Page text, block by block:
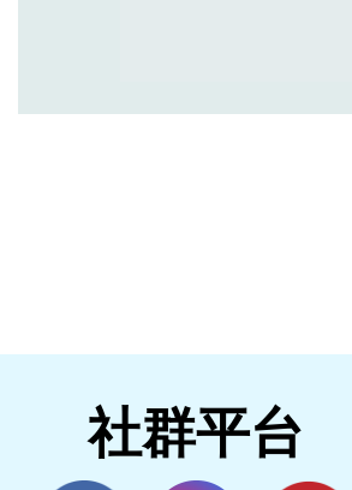
社群平台